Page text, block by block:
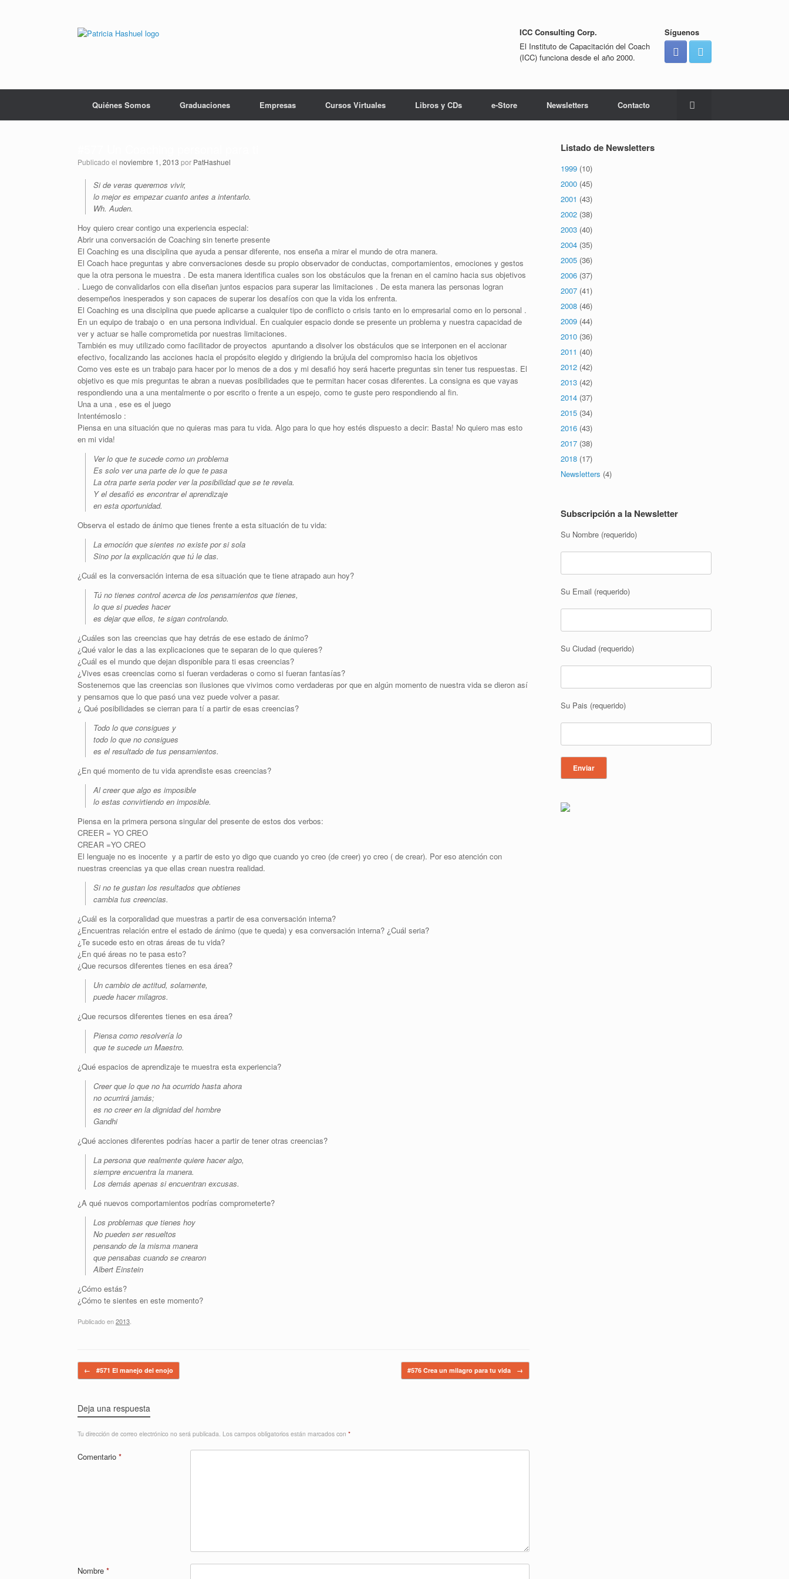
ICC Consulting Corp.
El Instituto de Capacitación del Coach
(ICC) funciona desde el año 2000.
Síguenos
Quiénes Somos Graduaciones Empresas Cursos Virtuales Libros y CDs e-Store Newsletters Contacto
Publicado el noviembre 1, 2013 por PatHashuel
Si de veras queremos vivir,
lo mejor es empezar cuanto antes a intentarlo.
Wh. Auden.
Hoy quiero crear contigo una experiencia especial:
Abrir una conversación de Coaching sin tenerte presente
El Coaching es una disciplina que ayuda a pensar diferente, nos enseña a mirar el mundo de otra manera.
El Coach hace preguntas y abre conversaciones desde su propio observador de conductas, comportamientos, emociones y gestos
que la otra persona le muestra . De esta manera identifica cuales son los obstáculos que la frenan en el camino hacia sus objetivos
. Luego de convalidarlos con ella diseñan juntos espacios para superar las limitaciones . De esta manera las personas logran
desempeños inesperados y son capaces de superar los desafíos con que la vida los enfrenta.
El Coaching es una disciplina que puede aplicarse a cualquier tipo de conflicto o crisis tanto en lo empresarial como en lo personal .
En un equipo de trabajo o en una persona individual. En cualquier espacio donde se presente un problema y nuestra capacidad de
ver y actuar se halle comprometida por nuestras limitaciones.
También es muy utilizado como facilitador de proyectos apuntando a disolver los obstáculos que se interponen en el accionar
efectivo, focalizando las acciones hacia el propósito elegido y dirigiendo la brújula del compromiso hacia los objetivos
Como ves este es un trabajo para hacer por lo menos de a dos y mi desafió hoy será hacerte preguntas sin tener tus respuestas. El
objetivo es que mis preguntas te abran a nuevas posibilidades que te permitan hacer cosas diferentes. La consigna es que vayas
respondiendo una a una mentalmente o por escrito o frente a un espejo, como te guste pero respondiendo al fin.
Una a una , ese es el juego
Intentémoslo :
Piensa en una situación que no quieras mas para tu vida. Algo para lo que hoy estés dispuesto a decir: Basta! No quiero mas esto
en mi vida!
Ver lo que te sucede como un problema
Es solo ver una parte de lo que te pasa
La otra parte seria poder ver la posibilidad que se te revela.
Y el desafió es encontrar el aprendizaje
en esta oportunidad.
Observa el estado de ánimo que tienes frente a esta situación de tu vida:
La emoción que sientes no existe por si sola
Sino por la explicación que tú le das.
¿Cuál es la conversación interna de esa situación que te tiene atrapado aun hoy?
Tú no tienes control acerca de los pensamientos que tienes,
lo que si puedes hacer
es dejar que ellos, te sigan controlando.
¿Cuáles son las creencias que hay detrás de ese estado de ánimo?
¿Qué valor le das a las explicaciones que te separan de lo que quieres?
¿Cuál es el mundo que dejan disponible para ti esas creencias?
¿Vives esas creencias como si fueran verdaderas o como si fueran fantasías?
Sostenemos que las creencias son ilusiones que vivimos como verdaderas por que en algún momento de nuestra vida se dieron así
y pensamos que lo que pasó una vez puede volver a pasar.
¿ Qué posibilidades se cierran para tí a partir de esas creencias?
Todo lo que consigues y
todo lo que no consigues
es el resultado de tus pensamientos.
¿En qué momento de tu vida aprendiste esas creencias?
Al creer que algo es imposible
lo estas convirtiendo en imposible.
Piensa en la primera persona singular del presente de estos dos verbos:
CREER = YO CREO
CREAR =YO CREO
El lenguaje no es inocente y a partir de esto yo digo que cuando yo creo (de creer) yo creo ( de crear). Por eso atención con
nuestras creencias ya que ellas crean nuestra realidad.
Si no te gustan los resultados que obtienes
cambia tus creencias.
¿Cuál es la corporalidad que muestras a partir de esa conversación interna?
¿Encuentras relación entre el estado de ánimo (que te queda) y esa conversación interna? ¿Cuál seria?
¿Te sucede esto en otras áreas de tu vida?
¿En qué áreas no te pasa esto?
¿Que recursos diferentes tienes en esa área?
Un cambio de actitud, solamente,
puede hacer milagros.
¿Que recursos diferentes tienes en esa área?
Piensa como resolvería lo
que te sucede un Maestro.
¿Qué espacios de aprendizaje te muestra esta experiencia?
Creer que lo que no ha ocurrido hasta ahora
no ocurrirá jamás;
es no creer en la dignidad del hombre
Gandhi
¿Qué acciones diferentes podrías hacer a partir de tener otras creencias?
La persona que realmente quiere hacer algo,
siempre encuentra la manera.
Los demás apenas si encuentran excusas.
¿A qué nuevos comportamientos podrías comprometerte?
Los problemas que tienes hoy
No pueden ser resueltos
pensando de la misma manera
que pensabas cuando se crearon
Albert Einstein
¿Cómo estás?
¿Cómo te sientes en este momento?
Publicado en2013
Navegador de artículos
← #571 El manejo del enojo #576 Crea un milagro para tu vida →
Deja una respuesta
Tu dirección de correo electrónico no será publicada. Los campos obligatorios están marcados con *
Comentario *
Nombre *
Listado de Newsletters
1999 (10)
2000 (45)
2001 (43)
2002 (38)
2003 (40)
2004 (35)
2005 (36)
2006 (37)
2007 (41)
2008 (46)
2009 (44)
2010 (36)
2011 (40)
2012 (42)
2013 (42)
2014 (37)
2015 (34)
2016 (43)
2017 (38)
2018 (17)
Newsletters (4)
Subscripción a la Newsletter
Su Nombre (requerido)
Su Email (requerido)
Su Ciudad (requerido)
Su Pais (requerido)